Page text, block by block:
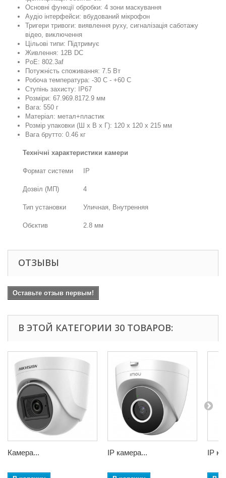
Основні функції обробки: 4 зони маскування
Аудіо інтерфейси: вбудований мікрофон
Тригери тривоги: виявлення руху, сигналізація саботажу
відео, виключення
Цільові типи: Підтримує
Живлення: 12В DC
PoE: 802.3af
Потужність споживання: 7.5 Вт
Робоча температура: -30 C - +60 C
Ступінь захисту: IP67
Розміри: 67.969.8172.9 мм
Вага: 550 г
Матеріал: метал+пластик
Розмір упаковки (Ш х В х Г): 120 x 120 x 215 мм
Вага брутто: 0.46 кг
Технічні характеристики камери
Формат системи IP
Дозвіл (МП) 4
Тип установки Уличная, Внутренняя
Обєктив 2.8 мм
ОТЗЫВЫ
Оставьте отзыв первым!
В ЭТОЙ КАТЕГОРИИ 30 ТОВАРОВ:
Камера... IP камера... IP